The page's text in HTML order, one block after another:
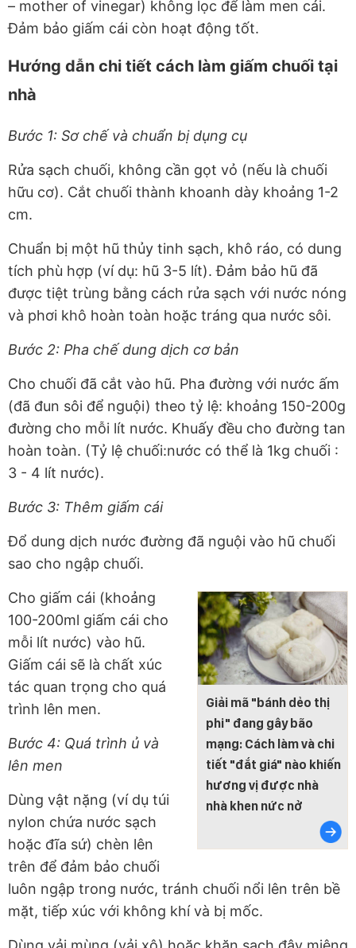
– mother of vinegar) không lọc để làm men cái.
Đảm bảo giấm cái còn hoạt động tốt.
Hướng dẫn chi tiết cách làm giấm chuối tại
nhà
Bước 1: Sơ chế và chuẩn bị dụng cụ
Rửa sạch chuối, không cần gọt vỏ (nếu là chuối
hữu cơ). Cắt chuối thành khoanh dày khoảng 1-2
cm.
Chuẩn bị một hũ thủy tinh sạch, khô ráo, có dung
tích phù hợp (ví dụ: hũ 3-5 lít). Đảm bảo hũ đã
được tiệt trùng bằng cách rửa sạch với nước nóng
và phơi khô hoàn toàn hoặc tráng qua nước sôi.
Bước 2: Pha chế dung dịch cơ bản
Cho chuối đã cắt vào hũ. Pha đường với nước ấm
(đã đun sôi để nguội) theo tỷ lệ: khoảng 150-200g
đường cho mỗi lít nước. Khuấy đều cho đường tan
hoàn toàn. (Tỷ lệ chuối:nước có thể là 1kg chuối :
3 - 4 lít nước).
Bước 3: Thêm giấm cái
Đổ dung dịch nước đường đã nguội vào hũ chuối
sao cho ngập chuối.
Giải mã "bánh dẻo thị
phi" đang gây bão
mạng: Cách làm và chi
tiết "đắt giá" nào khiến
hương vị được nhà
nhà khen nức nở
Cho giấm cái (khoảng
100-200ml giấm cái cho
mỗi lít nước) vào hũ.
Giấm cái sẽ là chất xúc
tác quan trọng cho quá
trình lên men.
Bước 4: Quá trình ủ và
lên men
Dùng vật nặng (ví dụ túi
nylon chứa nước sạch
hoặc đĩa sứ) chèn lên
trên để đảm bảo chuối
luôn ngập trong nước, tránh chuối nổi lên trên bề
mặt, tiếp xúc với không khí và bị mốc.